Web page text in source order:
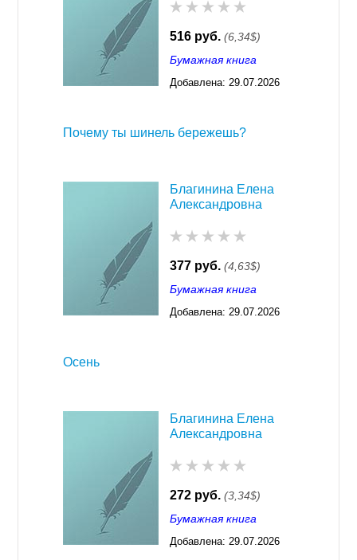
516 руб. (6,34$)
Бумажная книга
Добавлена: 29.07.2026
Почему ты шинель бережешь?
Благинина Елена
Александровна
377 руб. (4,63$)
Бумажная книга
Добавлена: 29.07.2026
Осень
Благинина Елена
Александровна
272 руб. (3,34$)
Бумажная книга
Добавлена: 29.07.2026